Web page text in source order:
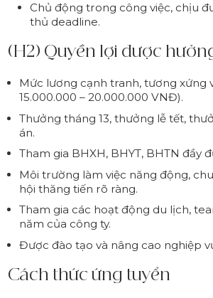
Chủ động trong công việc, chịu
thủ deadline.
(H2) Quyền lợi được
Mức lương cạnh tranh, tương xứng
15.000.000 – 20.000.000 VNĐ).
Thưởng tháng 13, thưởng lễ tết,
án.
Tham gia BHXH, BHYT, BHTN đầy
Môi trường làm việc năng động,
hội thăng tiến rõ ràng.
Tham gia các hoạt động du lịch,
năm của công ty.
Được đào tạo và nâng cao nghiệp
Cách thức ứng tuyển